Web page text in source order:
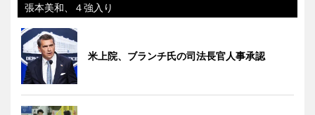
張本美和、４強入り
米上院、ブランチ氏の司法長官人事承認